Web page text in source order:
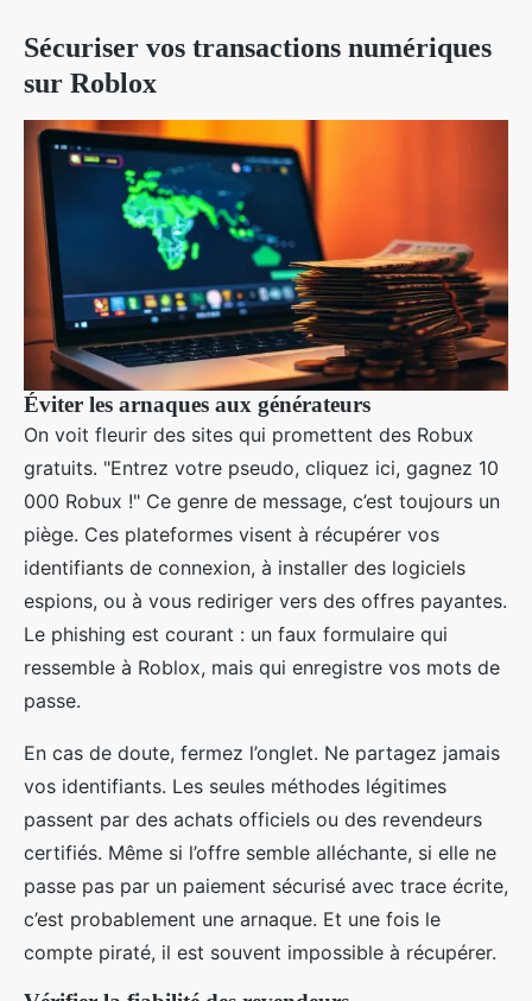
Sécuriser vos transactions numériques
sur Roblox
Éviter les arnaques aux générateurs
On voit fleurir des sites qui promettent des Robux
gratuits. "Entrez votre pseudo, cliquez ici, gagnez 10
000 Robux !" Ce genre de message, c’est toujours un
piège. Ces plateformes visent à récupérer vos
identifiants de connexion, à installer des logiciels
espions, ou à vous rediriger vers des offres payantes.
Le phishing est courant : un faux formulaire qui
ressemble à Roblox, mais qui enregistre vos mots de
passe.
En cas de doute, fermez l’onglet. Ne partagez jamais
vos identifiants. Les seules méthodes légitimes
passent par des achats officiels ou des revendeurs
certifiés. Même si l’offre semble alléchante, si elle ne
passe pas par un paiement sécurisé avec trace écrite,
c’est probablement une arnaque. Et une fois le
compte piraté, il est souvent impossible à récupérer.